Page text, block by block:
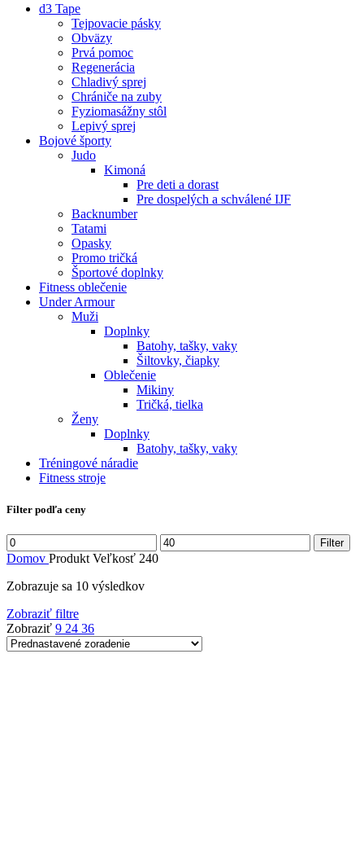
d3 Tape
Tejpovacie pásky
Obväzy
Prvá pomoc
Regenerácia
Chladivý sprej
Chrániče na zuby
Fyziomasážny stôl
Lepivý sprej
Bojové športy
Judo
Kimoná
Pre deti a dorast
Pre dospelých a schválené IJF
Backnumber
Tatami
Opasky
Promo tričká
Športové doplnky
Fitness oblečenie
Under Armour
Muži
Doplnky
Batohy, tašky, vaky
Šiltovky, čiapky
Oblečenie
Mikiny
Tričká, tielka
Ženy
Doplnky
Batohy, tašky, vaky
Tréningové náradie
Fitness stroje
Filter podľa ceny
Minimálna
cena
Maximálna
cena
Filter
Domov Produkt Veľkosť 240
Zobrazuje sa 10 výsledkov
Zobraziť filtre
Zobraziť 9 24 36